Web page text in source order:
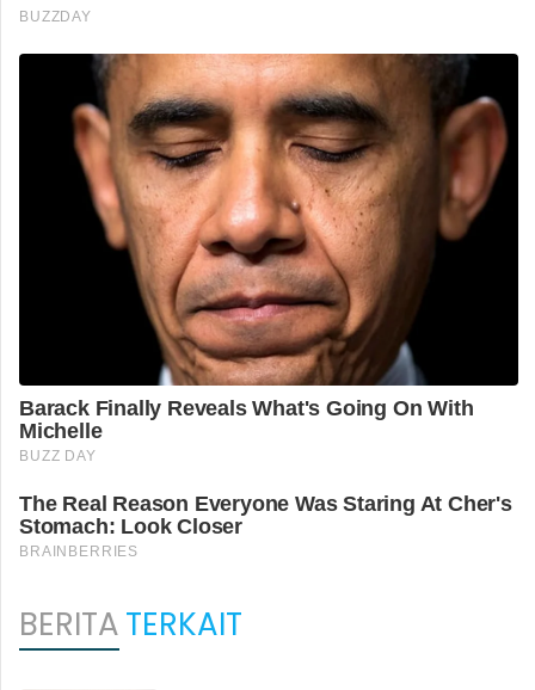
BERITATERKAIT